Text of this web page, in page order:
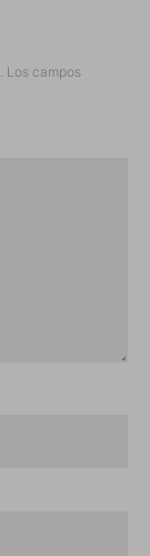
Los campos